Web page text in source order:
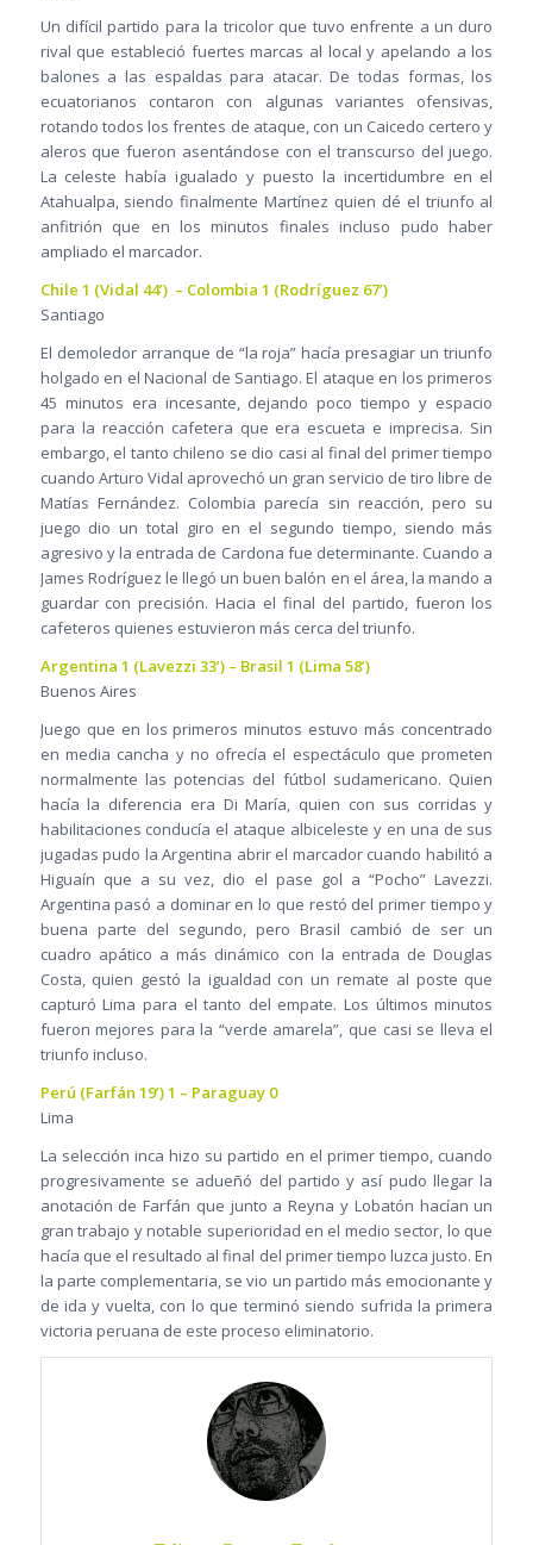
Un difícil partido para la tricolor que tuvo enfrente a un duro
rival que estableció fuertes marcas al local y apelando a los
balones a las espaldas para atacar. De todas formas, los
ecuatorianos contaron con algunas variantes ofensivas,
rotando todos los frentes de ataque, con un Caicedo certero y
aleros que fueron asentándose con el transcurso del juego.
La celeste había igualado y puesto la incertidumbre en el
Atahualpa, siendo finalmente Martínez quien dé el triunfo al
anfitrión que en los minutos finales incluso pudo haber
ampliado el marcador.
Chile 1 (Vidal 44’) – Colombia 1 (Rodríguez 67’)
Santiago
El demoledor arranque de “la roja” hacía presagiar un triunfo
holgado en el Nacional de Santiago. El ataque en los primeros
45 minutos era incesante, dejando poco tiempo y espacio
para la reacción cafetera que era escueta e imprecisa. Sin
embargo, el tanto chileno se dio casi al final del primer tiempo
cuando Arturo Vidal aprovechó un gran servicio de tiro libre de
Matías Fernández. Colombia parecía sin reacción, pero su
juego dio un total giro en el segundo tiempo, siendo más
agresivo y la entrada de Cardona fue determinante. Cuando a
James Rodríguez le llegó un buen balón en el área, la mando a
guardar con precisión. Hacia el final del partido, fueron los
cafeteros quienes estuvieron más cerca del triunfo.
Argentina 1 (Lavezzi 33’) – Brasil 1 (Lima 58’)
Buenos Aires
Juego que en los primeros minutos estuvo más concentrado
en media cancha y no ofrecía el espectáculo que prometen
normalmente las potencias del fútbol sudamericano. Quien
hacía la diferencia era Di María, quien con sus corridas y
habilitaciones conducía el ataque albiceleste y en una de sus
jugadas pudo la Argentina abrir el marcador cuando habilitó a
Higuaín que a su vez, dio el pase gol a “Pocho” Lavezzi.
Argentina pasó a dominar en lo que restó del primer tiempo y
buena parte del segundo, pero Brasil cambió de ser un
cuadro apático a más dinámico con la entrada de Douglas
Costa, quien gestó la igualdad con un remate al poste que
capturó Lima para el tanto del empate. Los últimos minutos
fueron mejores para la “verde amarela”, que casi se lleva el
triunfo incluso.
Perú (Farfán 19’) 1 – Paraguay 0
Lima
La selección inca hizo su partido en el primer tiempo, cuando
progresivamente se adueñó del partido y así pudo llegar la
anotación de Farfán que junto a Reyna y Lobatón hacían un
gran trabajo y notable superioridad en el medio sector, lo que
hacía que el resultado al final del primer tiempo luzca justo. En
la parte complementaria, se vio un partido más emocionante y
de ida y vuelta, con lo que terminó siendo sufrida la primera
victoria peruana de este proceso eliminatorio.